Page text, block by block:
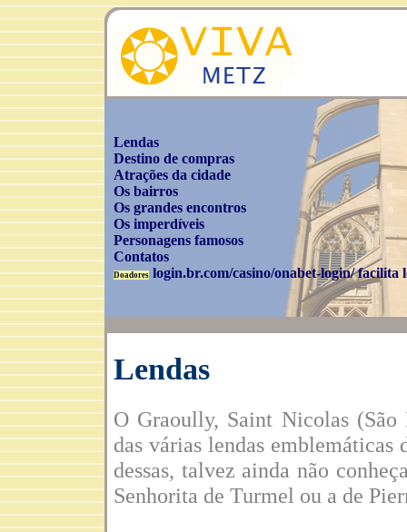
Lendas
Destino de compras
Atrações da cidade
Os bairros
Os grandes encontros
Os imperdíveis
Personagens famosos
Contatos
Doadores login.br.com/casino/onabet-login/ facilita
Lendas
O Graoully, Saint Nicolas (São
das várias lendas
dessas, talvez ainda não
Senhorita de Turmel ou a de